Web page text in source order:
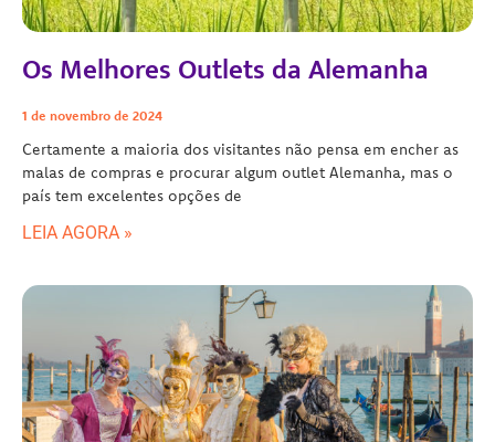
Os Melhores Outlets da Alemanha
1 de novembro de 2024
Certamente a maioria dos visitantes não pensa em encher as
malas de compras e procurar algum outlet Alemanha, mas o
país tem excelentes opções de
LEIA AGORA »